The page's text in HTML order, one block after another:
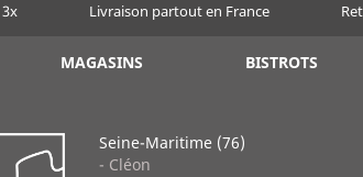
Livraison partout en France
MAGASINS BISTROTS
Seine-Maritime (76)
- Cléon